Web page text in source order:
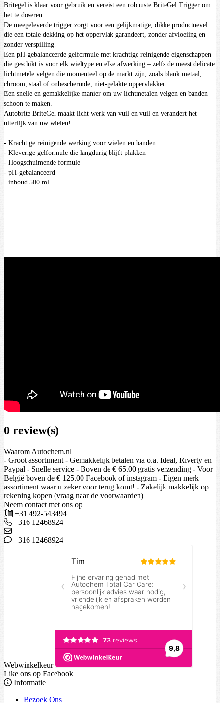
Britegel is klaar voor gebruik en vereist een robuuste BriteGel Trigger om
het te doseren.
De meegeleverde trigger zorgt voor een gelijkmatige, dikke productnevel
die een totale dekking op het oppervlak garandeert, zonder afvloeiing en
zonder verspilling!
Een pH-gebalanceerde gelformule met krachtige reinigende eigenschappen
die geschikt is voor elk wieltype en elke afwerking – zelfs de meest delicate
lichtmetele velgen die momenteel op de markt zijn, zoals blank metaal,
chroom, staal of onbeschermde, niet-gelakte oppervlakken.
Een snelle en gemakkelijke manier om uw lichtmetalen velgen en banden
schoon te maken.
Autobrite BriteGel maakt licht werk van vuil en vuil en verandert het
uiterlijk van uw wielen!
- Krachtige reinigende werking voor wielen en banden
- Kleverige gelformule die langdurig blijft plakken
- Hoogschuimende formule
- pH-gebalanceerd
- inhoud 500 ml
0 review(s)
Waarom Autochem.nl
- Groot assortiment - Gemakkelijk betalen via o.a. Ideal, Riverty en
Paypal - Snelle service - Boven de € 65.00 gratis verzending - Voor
België boven de € 125.00 Facebook of instagram - Eigen merk
assortiment waar u zeker voor terug komt! - Zakelijk makkelijk op
rekening kopen (vraag naar de voorwaarden)
Neem contact met ons op
+31 492-543494
+316 12468924
+316 12468924
Webwinkelkeur
Like ons op Facebook
Informatie
Bezoek Ons